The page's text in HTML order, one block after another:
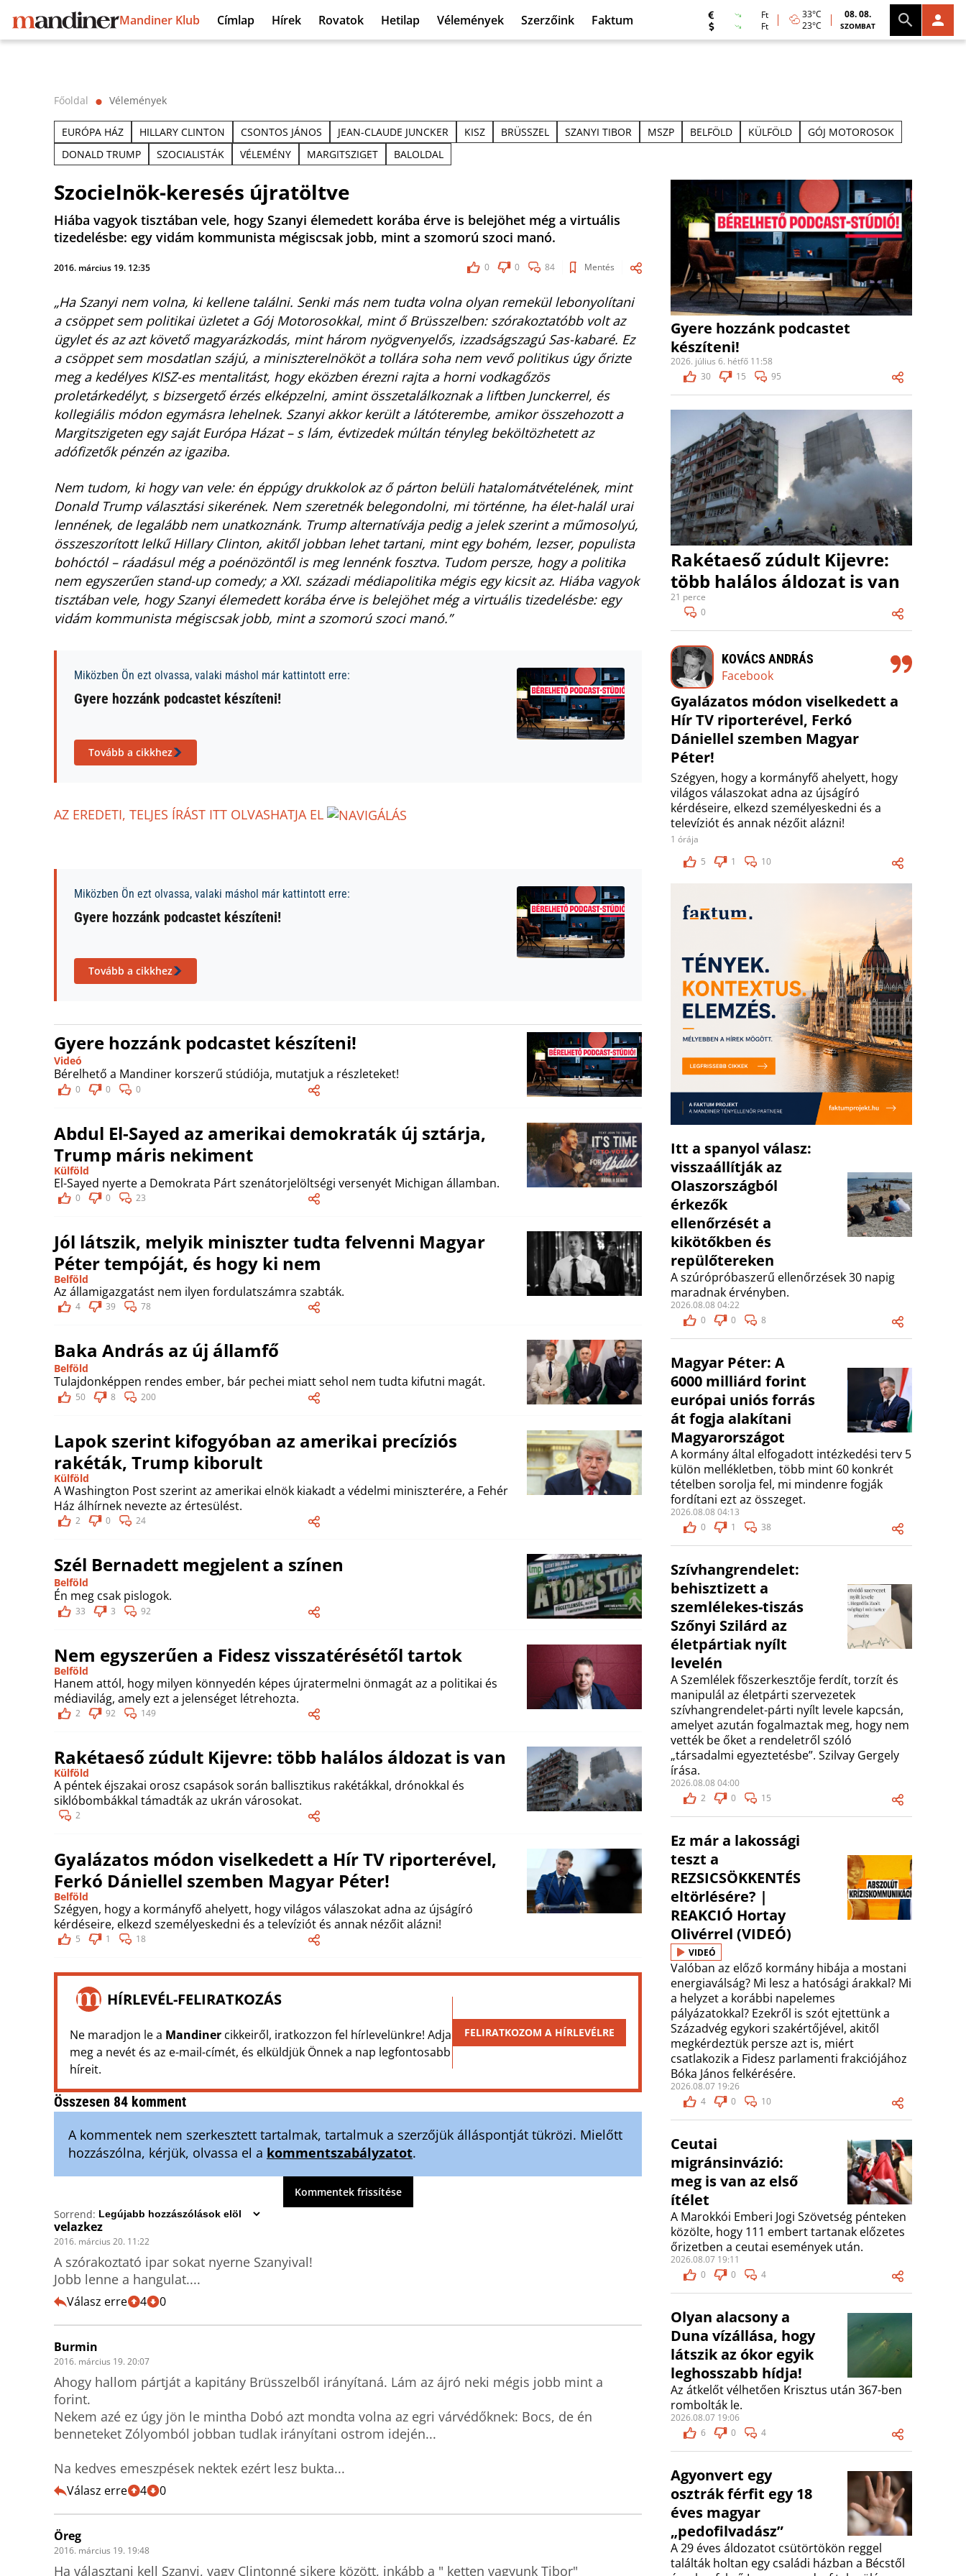
Mandiner Klub Címlap Hírek Rovatok Hetilap Vélemények Szerzőink Faktum
Ft
Ft
33°C
23°C
08. 08.
SZOMBAT
Főoldal ⬤ Vélemények
EURÓPA HÁZ HILLARY CLINTON CSONTOS JÁNOS JEAN-CLAUDE JUNCKER KISZ BRÜSSZEL SZANYI TIBOR MSZP BELFÖLD KÜLFÖLD
GÓJ MOTOROSOK
DONALD TRUMP
SZOCIALISTÁK VÉLEMÉNY MARGITSZIGET BALOLDAL
Szocielnök-keresés újratöltve
Hiába vagyok tisztában vele, hogy Szanyi élemedett korába érve is belejöhet még a virtuális
tizedelésbe: egy vidám kommunista mégiscsak jobb, mint a szomorú szoci manó.
2016. március 19. 12:35 0 0 84 Mentés
„Ha Szanyi nem volna, ki kellene találni. Senki más nem tudta volna olyan remekül lebonyolítani
a csöppet sem politikai üzletet a Gój Motorosokkal, mint ő Brüsszelben: szórakoztatóbb volt az
ügylet és az azt követő magyarázkodás, mint három nyögvenyelős, izzadságszagú Sas-kabaré. Ez
a csöppet sem mosdatlan szájú, a miniszterelnököt a tollára soha nem vevő politikus úgy őrizte
meg a kedélyes KISZ-es mentalitást, hogy eközben érezni rajta a horni vodkagőzös
proletárkedélyt, s bizsergető érzés elképzelni, amint összetalálkoznak a liftben Junckerrel, és
kollegiális módon egymásra lehelnek. Szanyi akkor került a látóterembe, amikor összehozott a
Margitszigeten egy saját Európa Házat – s lám, évtizedek múltán tényleg beköltözhetett az
adófizetők pénzén az igaziba.
Nem tudom, ki hogy van vele: én éppúgy drukkolok az ő párton belüli hatalomátvételének, mint
Donald Trump választási sikerének. Nem szeretnék belegondolni, mi történne, ha élet-halál urai
lennének, de legalább nem unatkoznánk. Trump alternatívája pedig a jelek szerint a műmosolyú,
összeszorított lelkű Hillary Clinton, akitől jobban lehet tartani, mint egy bohém, lezser, populista
bohóctól – ráadásul még a poénözöntől is meg lennénk fosztva. Tudom persze, hogy a politika
nem egyszerűen stand-up comedy; a XXI. századi médiapolitika mégis egy kicsit az. Hiába vagyok
tisztában vele, hogy Szanyi élemedett korába érve is belejöhet még a virtuális tizedelésbe: egy
vidám kommunista mégiscsak jobb, mint a szomorú szoci manó.”
Miközben Ön ezt olvassa, valaki máshol már kattintott erre:
Gyere hozzánk podcastet készíteni!
Tovább a cikkhez
AZ EREDETI, TELJES ÍRÁST ITT OLVASHATJA EL
Miközben Ön ezt olvassa, valaki máshol már kattintott erre:
Gyere hozzánk podcastet készíteni!
Tovább a cikkhez
Gyere hozzánk podcastet készíteni!
Videó
Bérelhető a Mandiner korszerű stúdiója, mutatjuk a részleteket!
0 0 0
Abdul El-Sayed az amerikai demokraták új sztárja,
Trump máris nekiment
Külföld
El-Sayed nyerte a Demokrata Párt szenátorjelöltségi versenyét Michigan államban.
0 0 23
Jól látszik, melyik miniszter tudta felvenni Magyar
Péter tempóját, és hogy ki nem
Belföld
Az államigazgatást nem ilyen fordulatszámra szabták.
4 39 78
Baka András az új államfő
Belföld
Tulajdonképpen rendes ember, bár pechei miatt sehol nem tudta kifutni magát.
50 8 200
Lapok szerint kifogyóban az amerikai precíziós
rakéták, Trump kiborult
Külföld
A Washington Post szerint az amerikai elnök kiakadt a védelmi miniszterére, a Fehér
Ház álhírnek nevezte az értesülést.
2 0 24
Szél Bernadett megjelent a színen
Belföld
Én meg csak pislogok.
33 3 92
Nem egyszerűen a Fidesz visszatérésétől tartok
Belföld
Hanem attól, hogy milyen könnyedén képes újratermelni önmagát az a politikai és
médiavilág, amely ezt a jelenséget létrehozta.
2 92 149
Rakétaeső zúdult Kijevre: több halálos áldozat is van
Külföld
A péntek éjszakai orosz csapások során ballisztikus rakétákkal, drónokkal és
siklóbombákkal támadták az ukrán városokat.
2
Gyalázatos módon viselkedett a Hír TV riporterével,
Ferkó Dániellel szemben Magyar Péter!
Belföld
Szégyen, hogy a kormányfő ahelyett, hogy világos válaszokat adna az újságíró
kérdéseire, elkezd személyeskedni és a televíziót és annak nézőit alázni!
5 1 18
HÍRLEVÉL-FELIRATKOZÁS
Ne maradjon le a Mandiner cikkeiről, iratkozzon fel hírlevelünkre! Adja
meg a nevét és az e-mail-címét, és elküldjük Önnek a nap legfontosabb
híreit.
FELIRATKOZOM A HÍRLEVÉLRE
Összesen 84 komment
A kommentek nem szerkesztett tartalmak, tartalmuk a szerzőjük álláspontját tükrözi. Mielőtt
hozzászólna, kérjük, olvassa el a kommentszabályzatot.
Kommentek frissítése
Sorrend:
velazkez
2016. március 20. 11:22
A szórakoztató ipar sokat nyerne Szanyival!
Jobb lenne a hangulat....
Válasz erre 4 0
Burmin
2016. március 19. 20:07
Ahogy hallom pártját a kapitány Brüsszelből irányítaná. Lám az ájró neki mégis jobb mint a
forint.
Nekem azé ez úgy jön le mintha Dobó azt mondta volna az egri várvédőknek: Bocs, de én
benneteket Zólyomból jobban tudlak irányítani ostrom idején...
Na kedves emeszpések nektek ezért lesz bukta...
Válasz erre 4 0
Öreg
2016. március 19. 19:48
Ha választani kell Szanyi, vagy Clintonné sikere között, inkább a " ketten vagyunk Tibor"
Gyere hozzánk podcastet
készíteni!
2026. július 6. hétfő 11:58
30
15 95
Rakétaeső zúdult Kijevre:
több halálos áldozat is van
21 perce
0
KOVÁCS ANDRÁS
Facebook
Gyalázatos módon viselkedett a
Hír TV riporterével, Ferkó
Dániellel szemben Magyar
Péter!
Szégyen, hogy a kormányfő ahelyett, hogy
világos válaszokat adna az újságíró
kérdéseire, elkezd személyeskedni és a
televíziót és annak nézőit alázni!
1 órája
5
1 10
Itt a spanyol válasz:
visszaállítják az
Olaszországból
érkezők
ellenőrzését a
kikötőkben és
repülőtereken
A szúrópróbaszerű ellenőrzések 30 napig
maradnak érvényben.
2026.08.08 04:22
0
0 8
Magyar Péter: A
6000 milliárd forint
európai uniós forrás
át fogja alakítani
Magyarországot
A kormány által elfogadott intézkedési terv 5
külön mellékletben, több mint 60 konkrét
tételben sorolja fel, mi mindenre fogják
fordítani ezt az összeget.
2026.08.08 04:13
0
1 38
Szívhangrendelet:
behisztizett a
szemlélekes-tiszás
Szőnyi Szilárd az
életpártiak nyílt
levelén
A Szemlélek főszerkesztője ferdít, torzít és
manipulál az életpárti szervezetek
szívhangrendelet-párti nyílt levele kapcsán,
amelyet azután fogalmaztak meg, hogy nem
vették be őket a rendeletről szóló
„társadalmi egyeztetésbe”. Szilvay Gergely
írása.
2026.08.08 04:00
2
0 15
Ez már a lakossági
teszt a
REZSICSÖKKENTÉS
eltörlésére? |
REAKCIÓ Hortay
Olivérrel (VIDEÓ)
VIDEÓ
Valóban az előző kormány hibája a mostani
energiaválság? Mi lesz a hatósági árakkal? Mi
a helyzet a korábbi napelemes
pályázatokkal? Ezekről is szót ejtettünk a
Századvég egykori szakértőjével, akitől
megkérdeztük persze azt is, miért
csatlakozik a Fidesz parlamenti frakciójához
Bóka János felkérésére.
2026.08.07 19:26
4
0 10
Ceutai
migránsinvázió:
meg is van az első
ítélet
A Marokkói Emberi Jogi Szövetség pénteken
közölte, hogy 111 embert tartanak előzetes
őrizetben a ceutai események után.
2026.08.07 19:11
0
0 4
Olyan alacsony a
Duna vízállása, hogy
látszik az ókor egyik
leghosszabb hídja!
Az átkelőt vélhetően Krisztus után 367-ben
rombolták le.
2026.08.07 19:06
6
0 4
Agyonvert egy
osztrák férfit egy 18
éves magyar
„pedofilvadász”
A 29 éves áldozatot csütörtökön reggel
találták holtan egy családi házban a Bécstől